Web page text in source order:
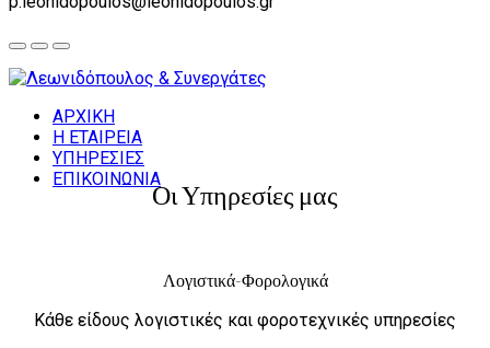
ΑΡΧΙΚΗ
Η ΕΤΑΙΡΕΙΑ
ΥΠΗΡΕΣΙΕΣ
ΕΠΙΚΟΙΝΩΝΙΑΟι Υπηρεσίες μας
Λογιστικά-Φορολογικά
Κάθε είδους λογιστικές και φοροτεχνικές υπηρεσίες